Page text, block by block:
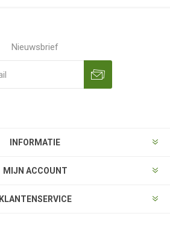
Nieuwsbrief
INFORMATIE
MIJN ACCOUNT
KLANTENSERVICE